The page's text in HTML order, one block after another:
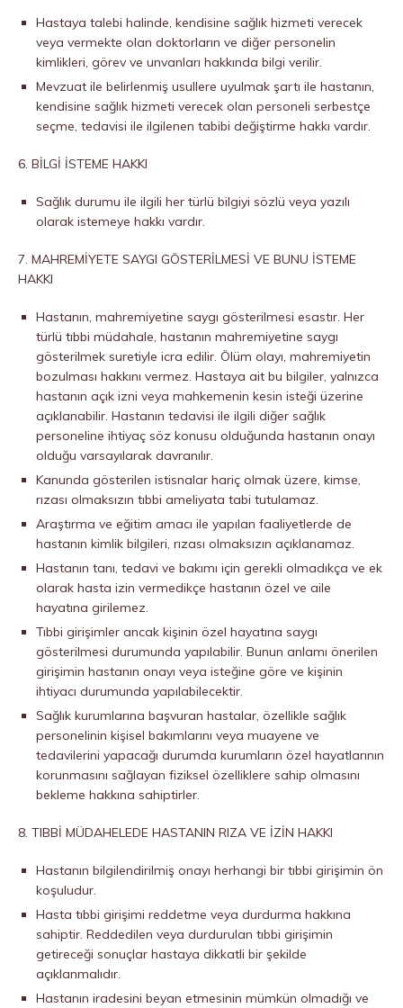
Hastaya talebi halinde, kendisine sağlık hizmeti verecek
veya vermekte olan doktorların ve diğer personelin
kimlikleri, görev ve unvanları hakkında bilgi verilir.
Mevzuat ile belirlenmiş usullere uyulmak şartı ile hastanın,
kendisine sağlık hizmeti verecek olan personeli serbestçe
seçme, tedavisi ile ilgilenen tabibi değiştirme hakkı vardır.
6. BİLGİ İSTEME HAKKI
Sağlık durumu ile ilgili her türlü bilgiyi sözlü veya yazılı
olarak istemeye hakkı vardır.
7. MAHREMİYETE SAYGI GÖSTERİLMESİ VE BUNU İSTEME
HAKKI
Hastanın, mahremiyetine saygı gösterilmesi esastır. Her
türlü tıbbi müdahale, hastanın mahremiyetine saygı
gösterilmek suretiyle icra edilir. Ölüm olayı, mahremiyetin
bozulması hakkını vermez. Hastaya ait bu bilgiler, yalnızca
hastanın açık izni veya mahkemenin kesin isteği üzerine
açıklanabilir. Hastanın tedavisi ile ilgili diğer sağlık
personeline ihtiyaç söz konusu olduğunda hastanın onayı
olduğu varsayılarak davranılır.
Kanunda gösterilen istisnalar hariç olmak üzere, kimse,
rızası olmaksızın tıbbi ameliyata tabi tutulamaz.
Araştırma ve eğitim amacı ile yapılan faaliyetlerde de
hastanın kimlik bilgileri, rızası olmaksızın açıklanamaz.
Hastanın tanı, tedavi ve bakımı için gerekli olmadıkça ve ek
olarak hasta izin vermedikçe hastanın özel ve aile
hayatına girilemez.
Tıbbi girişimler ancak kişinin özel hayatına saygı
gösterilmesi durumunda yapılabilir. Bunun anlamı önerilen
girişimin hastanın onayı veya isteğine göre ve kişinin
ihtiyacı durumunda yapılabilecektir.
Sağlık kurumlarına başvuran hastalar, özellikle sağlık
personelinin kişisel bakımlarını veya muayene ve
tedavilerini yapacağı durumda kurumların özel hayatlarının
korunmasını sağlayan fiziksel özelliklere sahip olmasını
bekleme hakkına sahiptirler.
8. TIBBİ MÜDAHELEDE HASTANIN RIZA VE İZİN HAKKI
Hastanın bilgilendirilmiş onayı herhangi bir tıbbi girişimin ön
koşuludur.
Hasta tıbbi girişimi reddetme veya durdurma hakkına
sahiptir. Reddedilen veya durdurulan tıbbi girişimin
getireceği sonuçlar hastaya dikkatli bir şekilde
açıklanmalıdır.
Hastanın iradesini beyan etmesinin mümkün olmadığı ve